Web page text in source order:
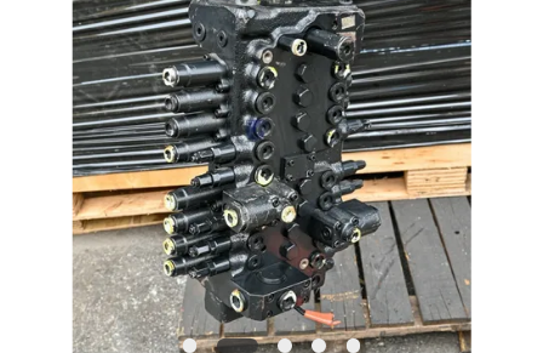
TOUS
DEMANDE
DE
SOUMISSION